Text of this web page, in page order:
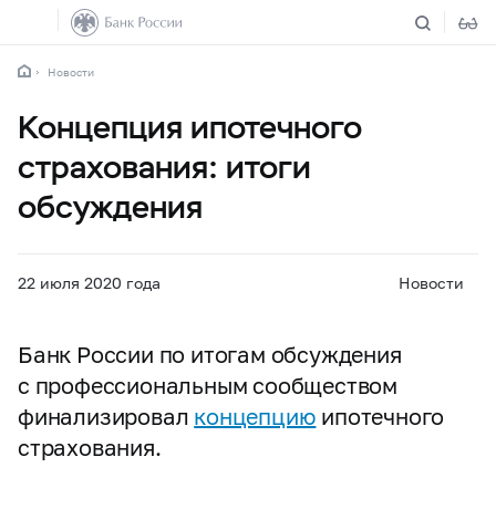
Новости
Концепция ипотечного
страхования: итоги
обсуждения
22 июля 2020 года Новости
Банк России по итогам обсуждения
с профессиональным сообществом
финализировал концепцию ипотечного
страхования.